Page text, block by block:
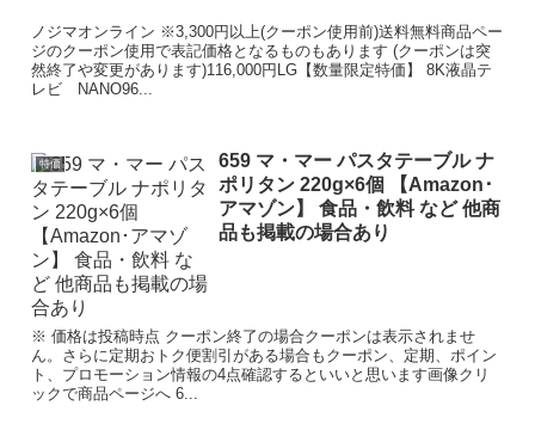
ノジマオンライン ※3,300円以上(クーポン使用前)送料無料商品ペー
ジのクーポン使用で表記価格となるものもあります (クーポンは突
然終了や変更があります)116,000円LG【数量限定特価】 8K液晶テ
レビ NANO96...
特価
659 マ・マー パスタテーブル ナ
ポリタン 220g×6個 【Amazon･
アマゾン】 食品・飲料 など 他商
品も掲載の場合あり
※ 価格は投稿時点 クーポン終了の場合クーポンは表示されませ
ん。さらに定期おトク便割引がある場合もクーポン、定期、ポイン
ト、プロモーション情報の4点確認するといいと思います画像クリ
ックで商品ページへ 6...